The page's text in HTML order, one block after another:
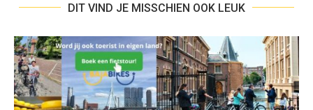
DIT VIND JE MISSCHIEN OOK LEUK